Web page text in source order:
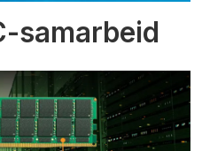
samarbeid